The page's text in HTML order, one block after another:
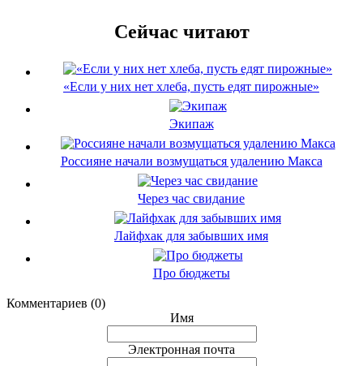
Сейчас читают
«Если у них нет хлеба, пусть едят пирожные»
Экипаж
Россияне начали возмущаться удалению Макса
Через час свидание
Лайфхак для забывших имя
Про бюджеты
Комментариев (0)
Имя
Электронная почта